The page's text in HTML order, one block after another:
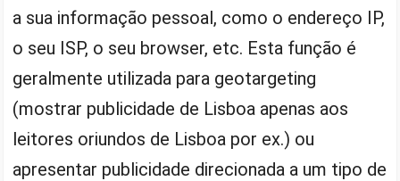
a sua informação pessoal, como o endereço IP,
o seu ISP, o seu browser, etc. Esta função é
geralmente utilizada para geotargeting
(mostrar publicidade de Lisboa apenas aos
leitores oriundos de Lisboa por ex.) ou
apresentar publicidade direcionada a um tipo de